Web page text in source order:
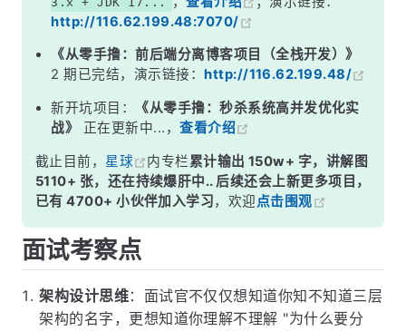
面试高频追问
总结
http://116.62.199.48:7070/
《从零手撸：前后端分离博客项目（全栈开发）》
2 期已完结，演示链接： http://116.62.199.48/
新开坑项目：
《从零手撸：秒杀系统高并发优化实
战》
正在更新中...，查看介绍
截止目前， 星球 内专栏累计输出 150w+ 字，讲解图
5110+ 张，还在持续爆肝中.. 后续还会上新更多项目，
已有 4700+ 小伙伴加入学习，欢迎点击围观
面试考察点
架构设计思维：面试官不仅仅想知道你知不知道三层
架构的名字，更想知道你理解不理解 "为什么要分